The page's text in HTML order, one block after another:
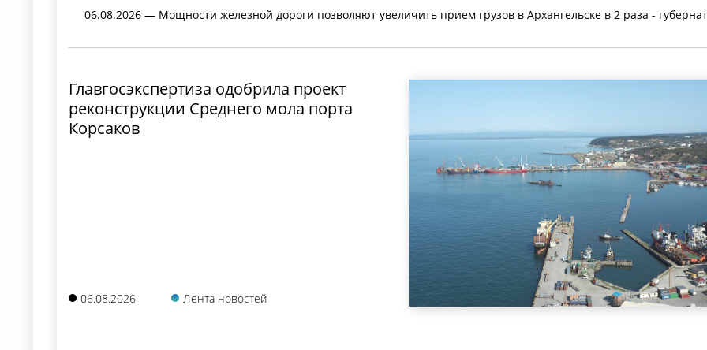
06.08.2026 — Мощности железной дороги позволяют увеличить прием грузов в Архангельске в 2 раза -
Главгосэкспертиза одобрила проект
реконструкции Среднего мола порта
Корсаков
06.08.2026 Лента новостей